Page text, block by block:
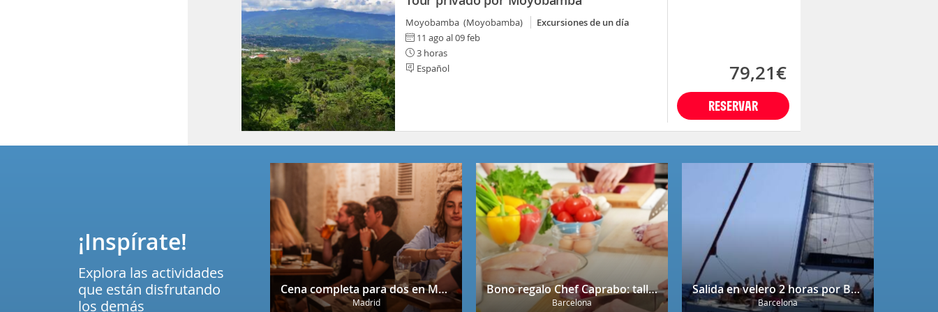
Moyobamba (Moyobamba)
Excursiones de un día
11 ago al 09 feb
3 horas
Español
RESERVAR
79,21€
Cena completa para dos en Mendrugo con cerveza artesana incluida
Madrid
Bono regalo Chef Caprabo: taller de cocina a escoger con degustación
Barcelona
Salida en velero 2 horas por Barcelona
Barcelona
¡Inspírate!
Explora las actividades
que están disfrutando
los demás